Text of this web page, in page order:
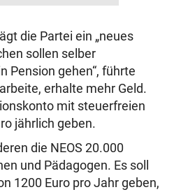
die Partei ein „neues
sollen selber
Pension gehen“, führte
erhalte mehr Geld.
mit steuerfreien
jährlich geben.
die NEOS 20.000
und Pädagogen. Es soll
1200 Euro pro Jahr geben,